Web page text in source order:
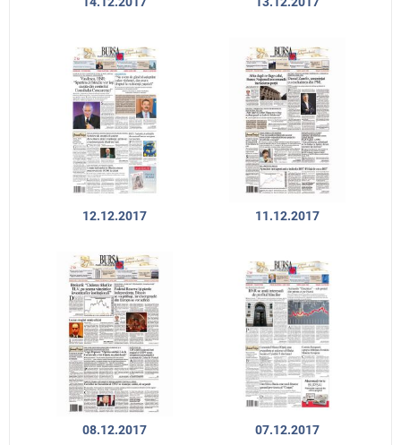
12.12.2017 11.12.2017
08.12.2017 07.12.2017